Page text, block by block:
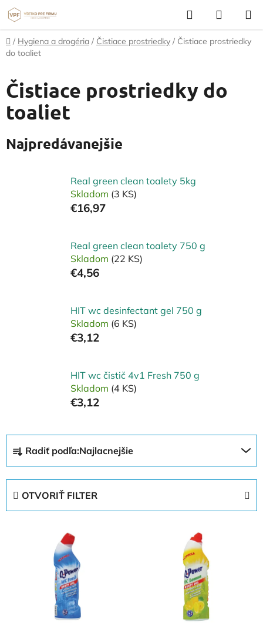
Prejsť
na
obsah
Hľadať
KOŠÍK
Domov
/ Hygiena a drogéria / Čistiace prostriedky / Čistiace prostriedky
do toaliet
Čistiace prostriedky do
toaliet
Najpredávanejšie
Real green clean toalety 5kg
Skladom (3 KS)
€16,97
Real green clean toalety 750 g
Skladom (22 KS)
€4,56
HIT wc desinfectant gel 750 g
Skladom (6 KS)
€3,12
HIT wc čistič 4v1 Fresh 750 g
Skladom (4 KS)
€3,12
d
Radiť podľa:Najlacnejšie
OTVORIŤ FILTER